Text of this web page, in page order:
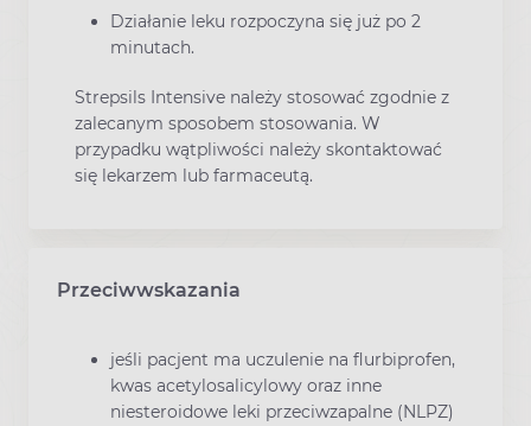
Działanie leku rozpoczyna się już po 2
minutach.
Strepsils Intensive należy stosować zgodnie z
zalecanym sposobem stosowania. W
przypadku wątpliwości należy skontaktować
się lekarzem lub farmaceutą.
Przeciwwskazania
jeśli pacjent ma uczulenie na flurbiprofen,
kwas acetylosalicylowy oraz inne
niesteroidowe leki przeciwzapalne (NLPZ)